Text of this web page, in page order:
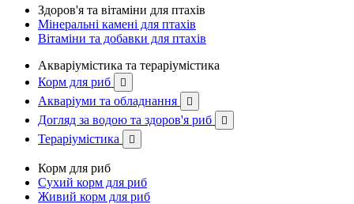
Здоров'я та вітаміни для птахів
Мінеральні камені для птахів
Вітаміни та добавки для птахів
Акваріумістика та тераріумістика
Корм для риб

Акваріуми та обладнання 
Догляд за водою та здоров'я риб 
Тераріумістика 
Корм для риб
Сухий корм для риб
Живий корм для риб